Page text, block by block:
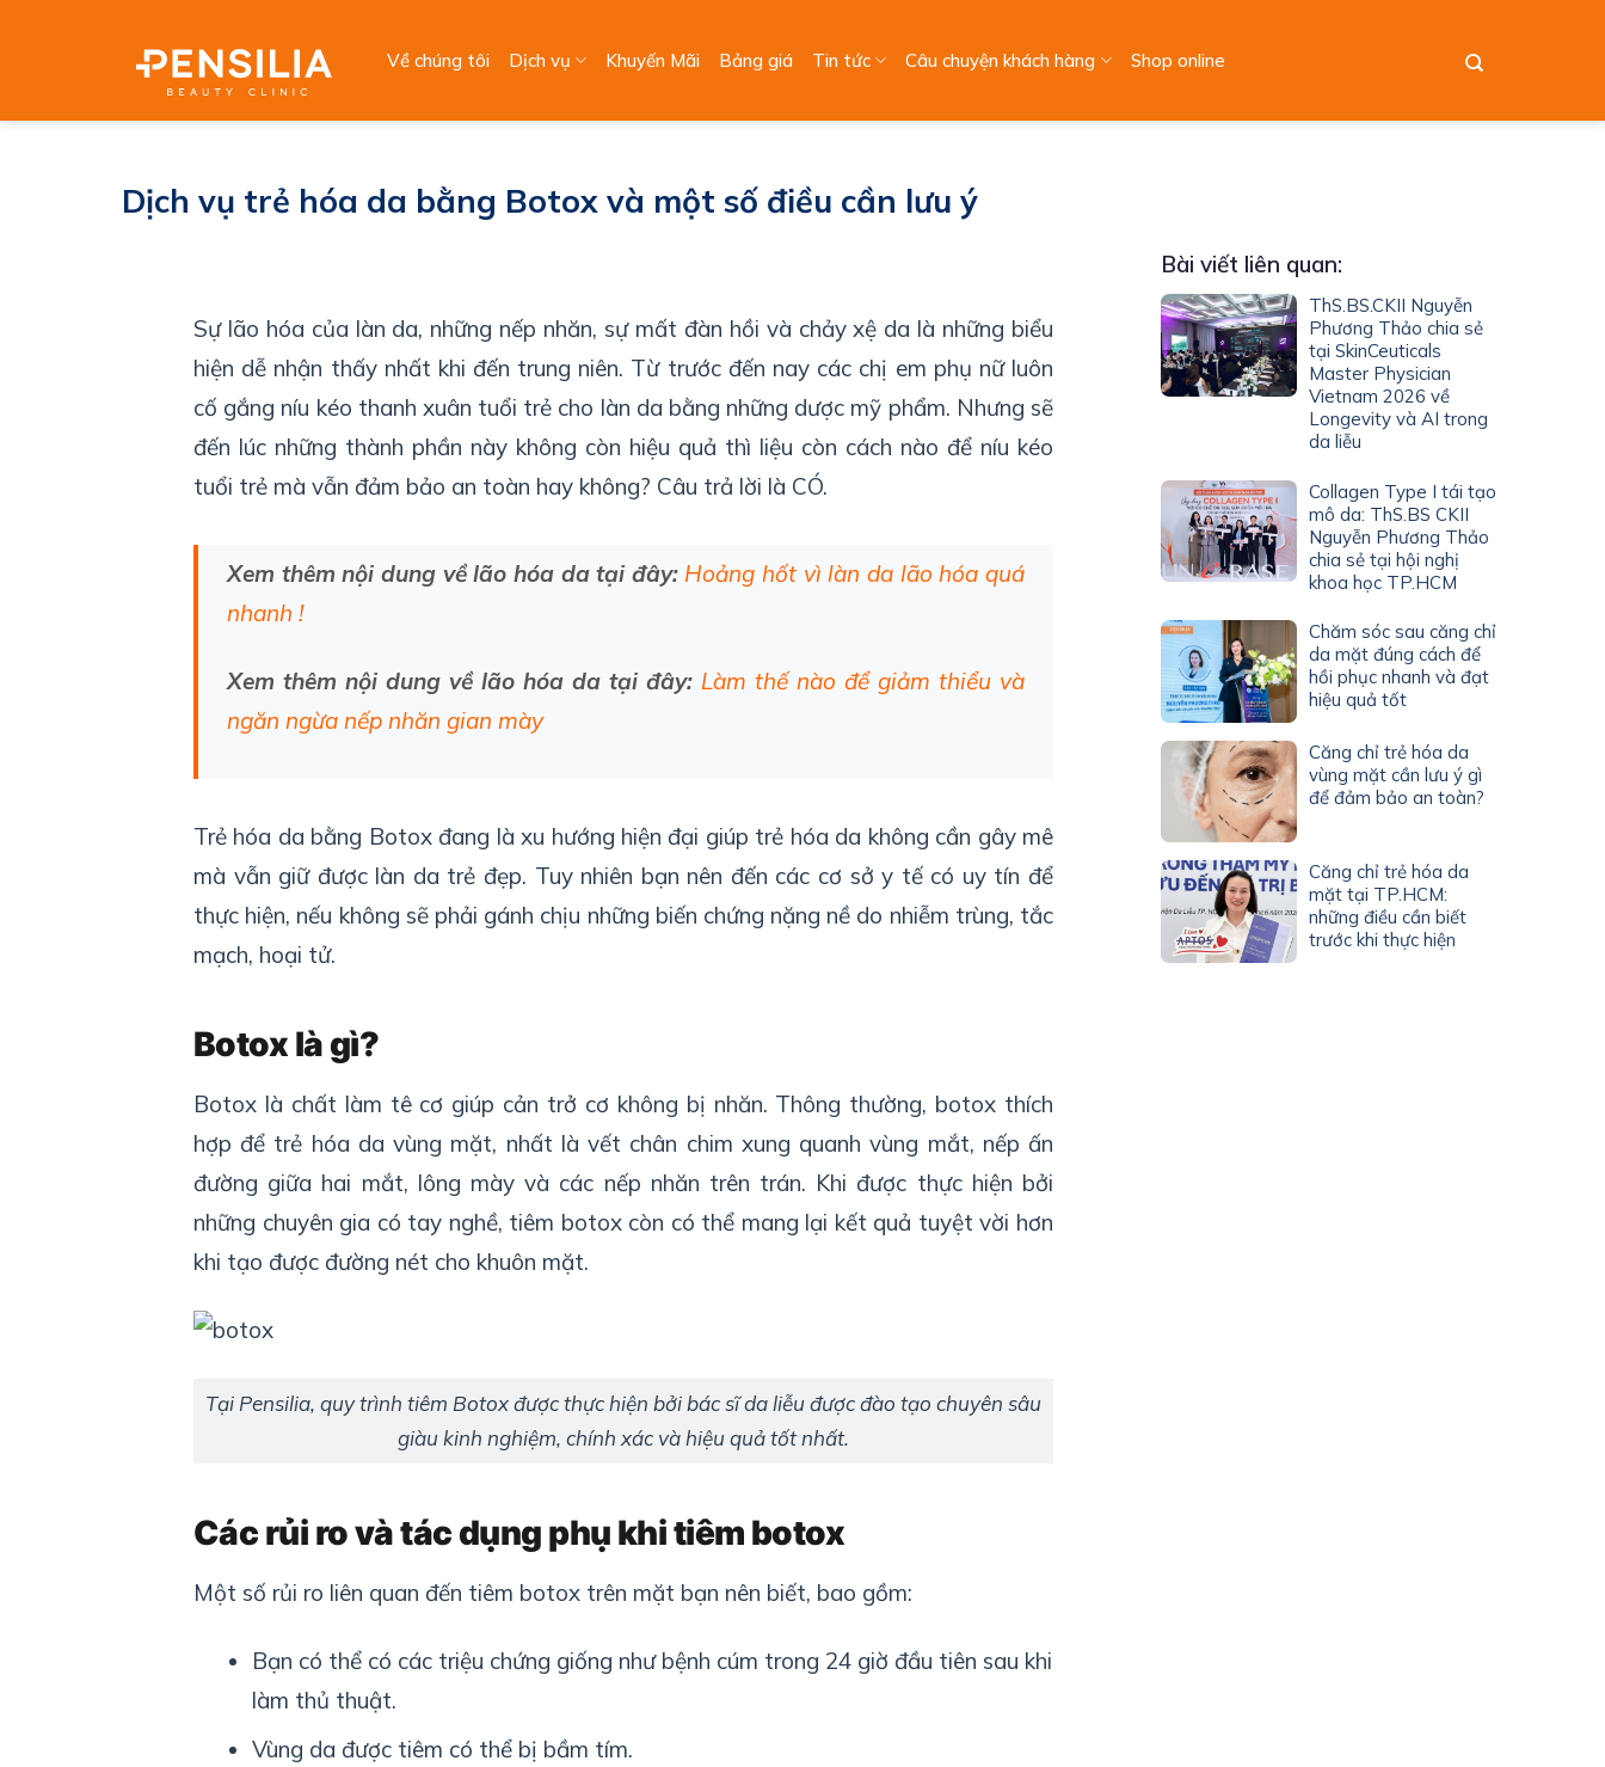
Về chúng tôi Dịch vụ Khuyến Mãi Bảng giá Tin tức Câu chuyện khách hàng Shop online
Dịch vụ trẻ hóa da bằng Botox và một số điều cần lưu ý
Sự lão hóa của làn da, những nếp nhăn, sự mất đàn hồi và chảy xệ da là những biểu
hiện dễ nhận thấy nhất khi đến trung niên. Từ trước đến nay các chị em phụ nữ luôn
cố gắng níu kéo thanh xuân tuổi trẻ cho làn da bằng những dược mỹ phẩm. Nhưng sẽ
đến lúc những thành phần này không còn hiệu quả thì liệu còn cách nào để níu kéo
tuổi trẻ mà vẫn đảm bảo an toàn hay không? Câu trả lời là CÓ.
Xem thêm nội dung về lão hóa da tại đây:Hoảng hốt vì làn da lão hóa quá
nhanh !
Xem thêm nội dung về lão hóa da tại đây: Làm thế nào để giảm thiểu và
ngăn ngừa nếp nhăn gian mày
Trẻ hóa da bằng Botox đang là xu hướng hiện đại giúp trẻ hóa da không cần gây mê
mà vẫn giữ được làn da trẻ đẹp. Tuy nhiên bạn nên đến các cơ sở y tế có uy tín để
thực hiện, nếu không sẽ phải gánh chịu những biến chứng nặng nề do nhiễm trùng, tắc
mạch, hoại tử.
Botox là gì?
Botox là chất làm tê cơ giúp cản trở cơ không bị nhăn. Thông thường, botox thích
hợp để trẻ hóa da vùng mặt, nhất là vết chân chim xung quanh vùng mắt, nếp ấn
đường giữa hai mắt, lông mày và các nếp nhăn trên trán. Khi được thực hiện bởi
những chuyên gia có tay nghề, tiêm botox còn có thể mang lại kết quả tuyệt vời hơn
khi tạo được đường nét cho khuôn mặt.
Tại Pensilia, quy trình tiêm Botox được thực hiện bởi bác sĩ da liễu được đào tạo chuyên sâu
giàu kinh nghiệm, chính xác và hiệu quả tốt nhất.
Các rủi ro và tác dụng phụ khi tiêm botox
Một số rủi ro liên quan đến tiêm botox trên mặt bạn nên biết, bao gồm:
Bạn có thể có các triệu chứng giống như bệnh cúm trong 24 giờ đầu tiên sau khi
làm thủ thuật.
Vùng da được tiêm có thể bị bầm tím.
Bài viết liên quan:
ThS.BS.CKII Nguyễn
Phương Thảo chia sẻ
tại SkinCeuticals
Master Physician
Vietnam 2026 về
Longevity và AI trong
da liễu
Collagen Type I tái tạo
mô da: ThS.BS CKII
Nguyễn Phương Thảo
chia sẻ tại hội nghị
khoa học TP.HCM
Chăm sóc sau căng chỉ
da mặt đúng cách để
hồi phục nhanh và đạt
hiệu quả tốt
Căng chỉ trẻ hóa da
vùng mặt cần lưu ý gì
để đảm bảo an toàn?
Căng chỉ trẻ hóa da
mặt tại TP.HCM:
những điều cần biết
trước khi thực hiện